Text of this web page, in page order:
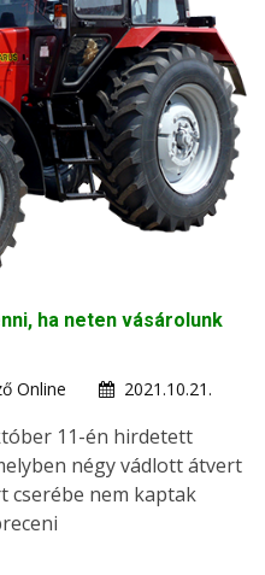
ha neten vásárolunk
Online
2021.10.21.
11-én hirdetett
négy vádlott átvert
cserébe nem kaptak